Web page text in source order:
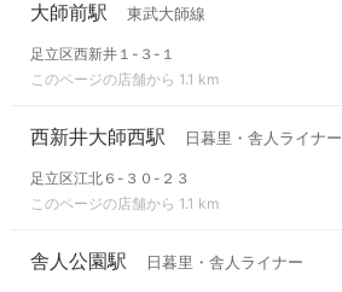
大師前駅 東武大師線
足立区西新井１-３-１
このページの店舗から 1.1 km
西新井大師西駅 日暮里・舎人ライナー
足立区江北６-３０-２３
このページの店舗から 1.1 km
舎人公園駅 日暮里・舎人ライナー